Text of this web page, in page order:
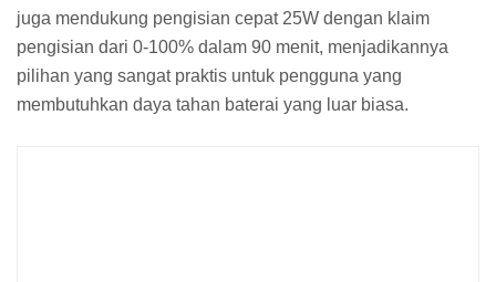
juga mendukung pengisian cepat 25W dengan klaim
pengisian dari 0-100% dalam 90 menit, menjadikannya
pilihan yang sangat praktis untuk pengguna yang
membutuhkan daya tahan baterai yang luar biasa.